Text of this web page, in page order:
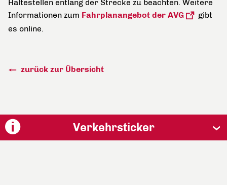
Haltestellen entlang der Strecke zu beachten. Weitere
Informationen zum Fahrplanangebot der AVG
gibt
es online.
zurück zur Übersicht
Verkehrsticker